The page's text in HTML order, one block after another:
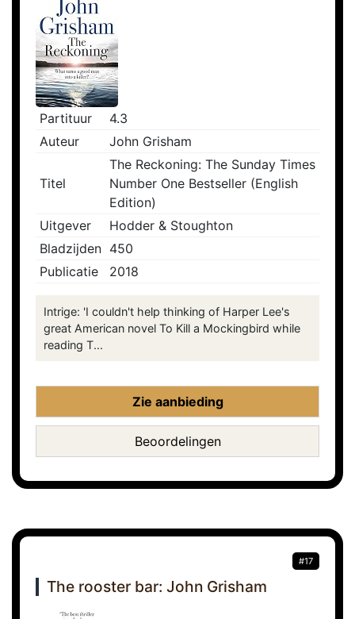
Partituur
4.3
Auteur
John Grisham
Titel
The Reckoning: The Sunday Times
Number One Bestseller (English
Edition)
Uitgever
Hodder & Stoughton
Bladzijden 450
Publicatie
2018
Intrige: 'I couldn't help thinking of Harper Lee's
great American novel To Kill a Mockingbird while
reading T...
Zie aanbieding
Beoordelingen
#17
The rooster bar: John Grisham